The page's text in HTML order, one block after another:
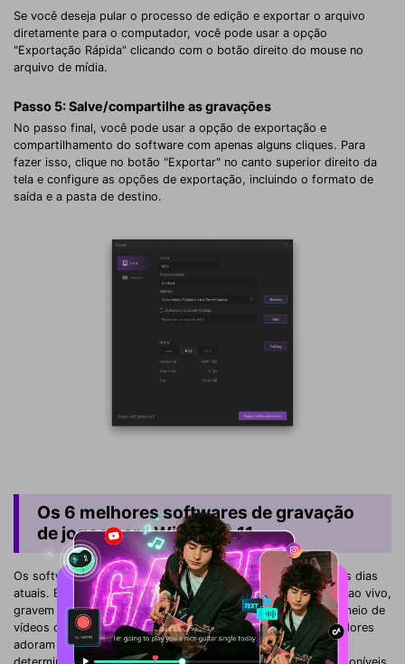
Se você deseja pular o processo de edição e exportar o arquivo
diretamente para o computador, você pode usar a opção
"Exportação Rápida" clicando com o botão direito do mouse no
arquivo de mídia.
Passo 5: Salve/compartilhe as gravações
No passo final, você pode usar a opção de exportação e
compartilhamento do software com apenas alguns cliques. Para
fazer isso, clique no botão "Exportar" no canto superior direito da
tela e configure as opções de exportação, incluindo o formato de
saída e a pasta de destino.
Os 6 melhores softwares de gravação
de jogos para Windows 11
Os softwares de gravação de jogos tornaram-se comuns nos dias
atuais. Eles permitem que os jogadores façam transmissões ao vivo,
gravem ações ou captem a atenção de muitas pessoas por meio de
vídeos de seus jogos favoritos. Praticamente todos os jogadores
adoram criar vídeos para compartilhar sua experiência em